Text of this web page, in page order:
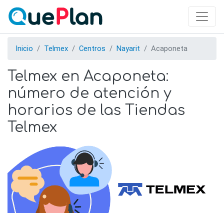
Inicio Telmex Centros Nayarit Acaponeta
Telmex en Acaponeta:
número de atención y
horarios de las Tiendas
Telmex